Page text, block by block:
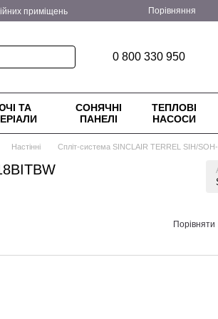
приміщень
Порівняння
0 800 330 950
ТА
СОНЯЧНІ
ПАНЕЛІ
ТЕПЛОВІ
НАСОСИ
Настінні Спліт-система SINCLAIR TERREL SIH/
Порівняти